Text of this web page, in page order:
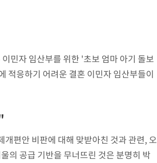
민자 임산부를 위한 '초보 엄마 아기 돌보
적응하기 어려운 결혼 이민자 임산부들이
준비했다. 교육은 실습 중심으로 2
편안 비판에 대해 맞받아친 것과 관련, 오
의 공급 기반을 무너뜨린 것은 분명히 박